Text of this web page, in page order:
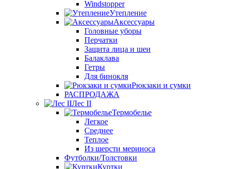
Windstopper
Утепление
Аксессуары
Головные уборы
Перчатки
Защита лица и шеи
Балаклава
Гетры
Для бинокля
Рюкзаки и сумки
РАСПРОДАЖА
Лес II
Термобелье
Легкое
Среднее
Теплое
Из шерсти мериноса
Футболки/Толстовки
Куртки